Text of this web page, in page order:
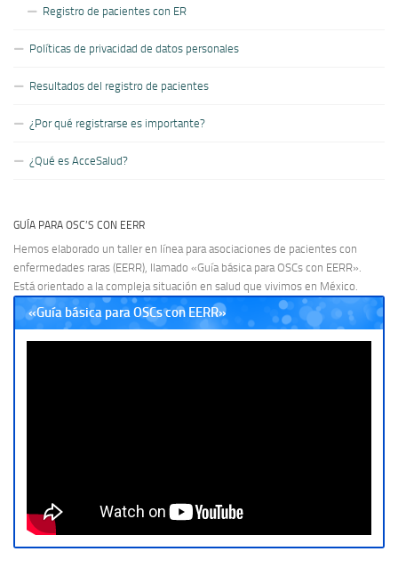
Registro de pacientes con ER
Políticas de privacidad de datos personales
Resultados del registro de pacientes
¿Por qué registrarse es importante?
¿Qué es AcceSalud?
GUÍA PARA OSC’S CON EERR
Hemos elaborado un taller en línea para asociaciones de pacientes con
enfermedades raras (EERR), llamado «Guía básica para OSCs con EERR».
Está orientado a la compleja situación en salud que vivimos en México.
«Guía básica para OSCs con EERR»